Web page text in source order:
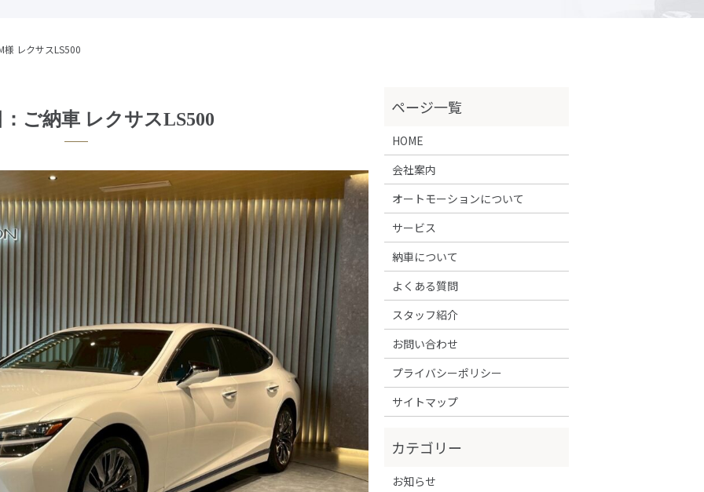
様 レクサスLS500
：ご納車 レクサスLS500
HOME
会社案内
オートモーションについて
サービス
納車について
よくある質問
スタッフ紹介
お問い合わせ
プライバシーポリシー
サイトマップ
お知らせ